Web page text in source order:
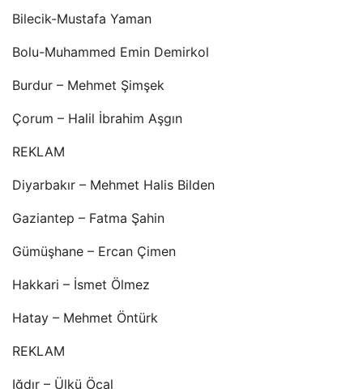
Bilecik-Mustafa Yaman
Bolu-Muhammed Emin Demirkol
Burdur – Mehmet Şimşek
Çorum – Halil İbrahim Aşgın
REKLAM
Diyarbakır – Mehmet Halis Bilden
Gaziantep – Fatma Şahin
Gümüşhane – Ercan Çimen
Hakkari – İsmet Ölmez
Hatay – Mehmet Öntürk
REKLAM
Iğdır – Ülkü Öcal